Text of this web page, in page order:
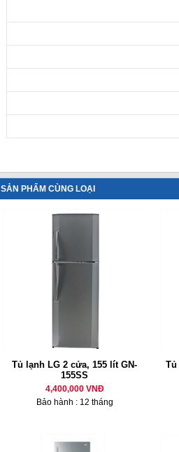
SẢN PHẨM CÙNG LOẠI
Tủ lạnh LG 2 cửa, 155 lít GN-
155SS
4,400,000 VNĐ
Bảo hành : 12 tháng
Tủ